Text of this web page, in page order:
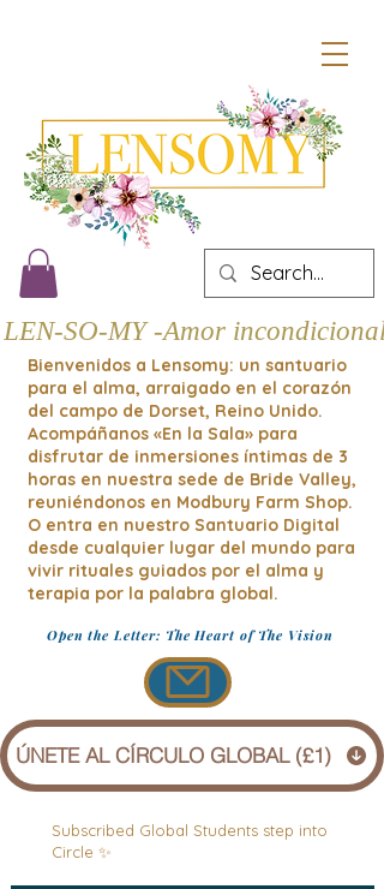
LEN-SO-MY -Amor incondicional
Bienvenidos a Lensomy: un santuario
para el alma, arraigado en el corazón
del campo de Dorset, Reino Unido.
Acompáñanos «En la Sala» para
disfrutar de inmersiones íntimas de 3
horas en nuestra sede de Bride Valley,
reuniéndonos en Modbury Farm Shop.
O entra en nuestro Santuario Digital
desde cualquier lugar del mundo para
vivir rituales guiados por el alma y
terapia por la palabra global.
Open the Letter: The Heart of The Vision
ÚNETE AL CÍRCULO GLOBAL (£1)
Subscribed Global Students step into
Circle ✨